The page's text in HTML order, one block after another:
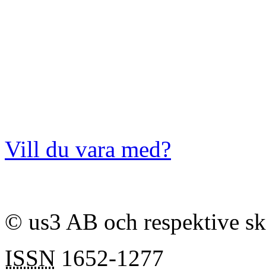
Vill du vara med?
© us3 AB och respektive
ISSN 1652-1277